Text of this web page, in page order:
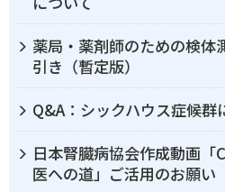
薬局・薬剤師のための検体
引き（暫定版）
Q&A：シックハウス症候群
日本腎臓病協会作成動画「
医への道」ご活用のお願い